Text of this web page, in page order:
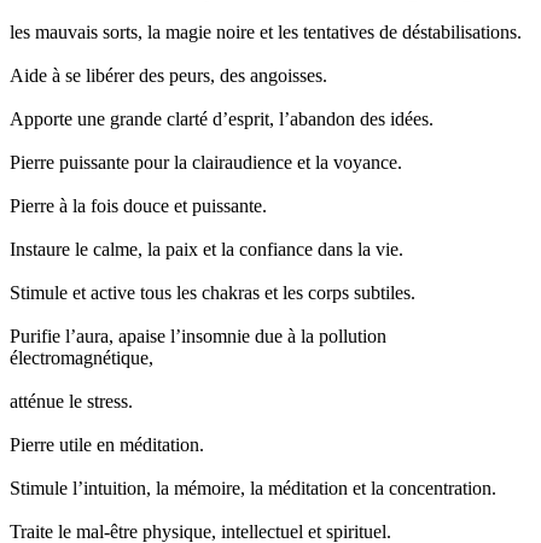
les mauvais sorts, la magie noire et les tentatives de déstabilisations.
Aide à se libérer des peurs, des angoisses.
Apporte une grande clarté d’esprit, l’abandon des idées.
Pierre puissante pour la clairaudience et la voyance.
Pierre à la fois douce et puissante.
Instaure le calme, la paix et la confiance dans la vie.
Stimule et active tous les chakras et les corps subtiles.
Purifie l’aura, apaise l’insomnie due à la pollution
électromagnétique,
atténue le stress.
Pierre utile en méditation.
Stimule l’intuition, la mémoire, la méditation et la concentration.
Traite le mal-être physique, intellectuel et spirituel.